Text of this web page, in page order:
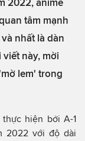
2022, anime
tâm mạnh
nhất là dàn
này, mời
lem' trong
thực hiện bởi A-1
2022 với độ dài